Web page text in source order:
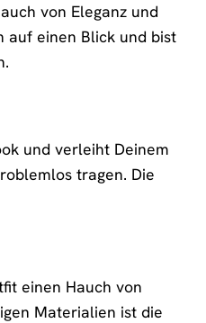
von Eleganz und
auf einen Blick und bist
und verleiht Deinem
tragen. Die
einen Hauch von
Materialien ist die